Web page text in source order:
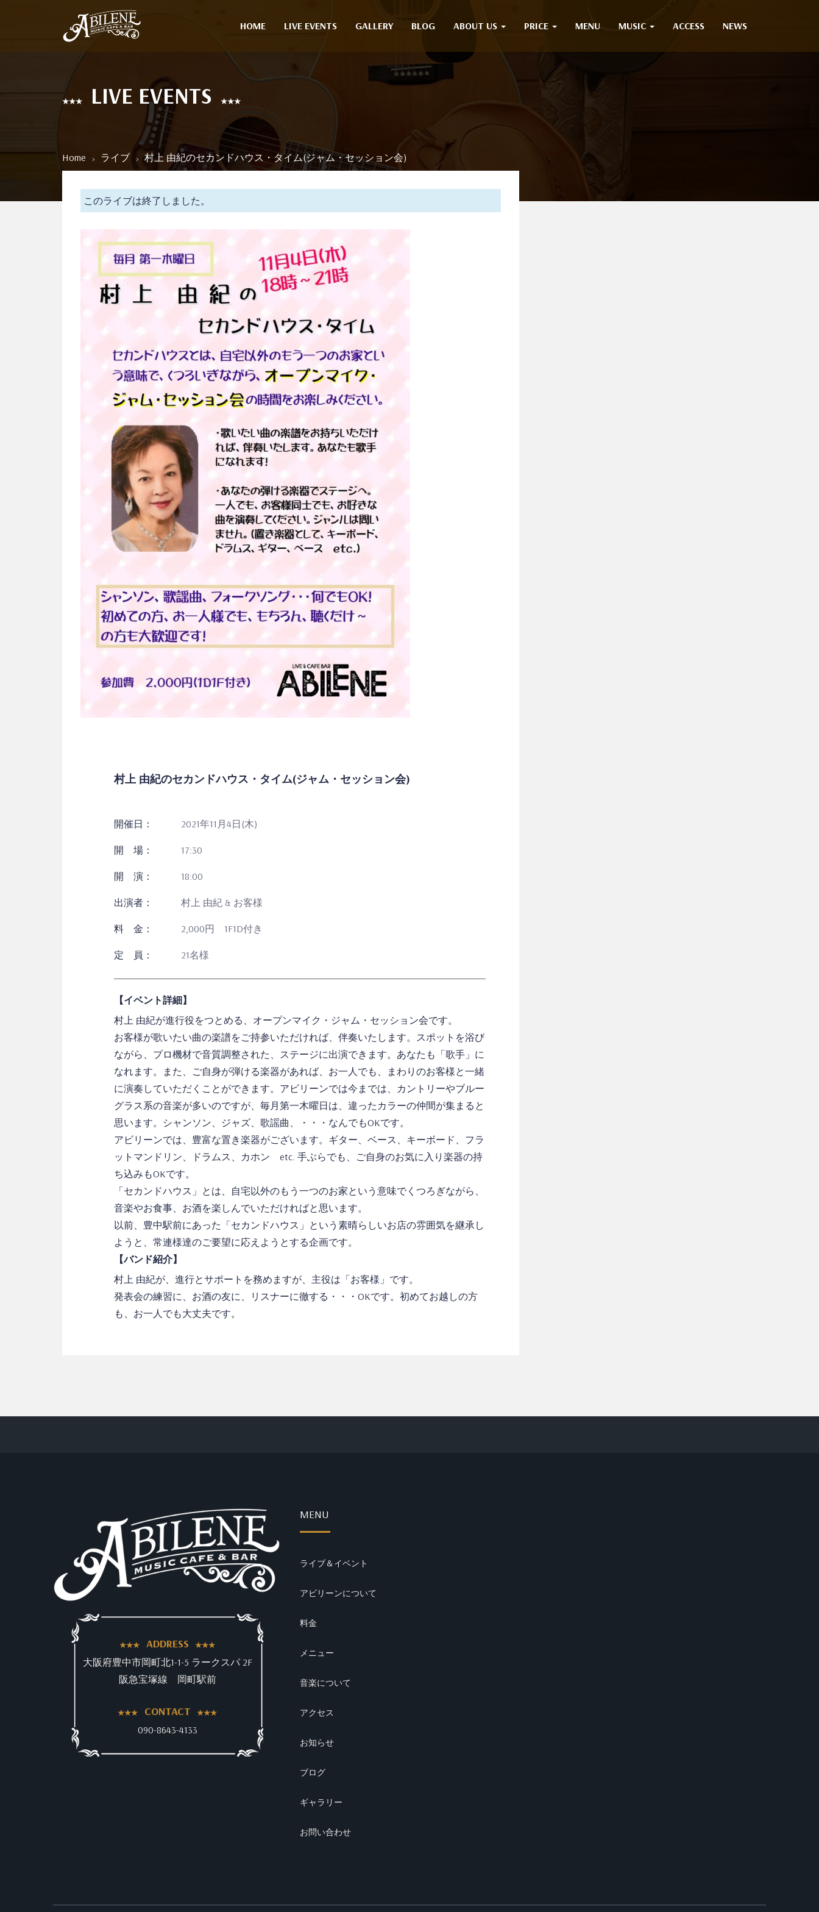
HOME LIVE EVENTS GALLERY BLOG ABOUT US PRICE MENU MUSIC ACCESS NEWS
LIVE EVENTS
Home ライブ 村上 由紀のセカンドハウス・タイム(ジャム・セッション会)
このライブは終了しました。
村上 由紀のセカンドハウス・タイム(ジャム・セッション会)
開催日： 2021年11月4日(木)
開 場： 17:30
開 演： 18:00
出演者： 村上 由紀 & お客様
料 金： 2,000円 1F1D付き
定 員： 21名様
【イベント詳細】
村上 由紀が進行役をつとめる、オープンマイク・ジャム・セッション会です。
お客様が歌いたい曲の楽譜をご持参いただければ、伴奏いたします。スポットを浴び
ながら、プロ機材で音質調整された、ステージに出演できます。あなたも「歌手」に
なれます。また、ご自身が弾ける楽器があれば、お一人でも、まわりのお客様と一緒
に演奏していただくことができます。アビリーンでは今までは、カントリーやブルー
グラス系の音楽が多いのですが、毎月第一木曜日は、違ったカラーの仲間が集まると
思います。シャンソン、ジャズ、歌謡曲、・・・なんでもOKです。
アビリーンでは、豊富な置き楽器がございます。ギター、ベース、キーボード、フラ
ットマンドリン、ドラムス、カホン etc. 手ぶらでも、ご自身のお気に入り楽器の持
ち込みもOKです。
「セカンドハウス」とは、自宅以外のもう一つのお家という意味でくつろぎながら、
音楽やお食事、お酒を楽しんでいただければと思います。
以前、豊中駅前にあった「セカンドハウス」という素晴らしいお店の雰囲気を継承し
ようと、常連様達のご要望に応えようとする企画です。
【バンド紹介】
村上 由紀が、進行とサポートを務めますが、主役は「お客様」です。
発表会の練習に、お酒の友に、リスナーに徹する・・・OKです。初めてお越しの方
も、お一人でも大丈夫です。
ADDRESS
大阪府豊中市岡町北1-1-5 ラークスパ 2F
阪急宝塚線 岡町駅前
CONTACT
090-8643-4133
MENU
ライブ＆イベント
アビリーンについて
料金
メニュー
音楽について
アクセス
お知らせ
ブログ
ギャラリー
お問い合わせ